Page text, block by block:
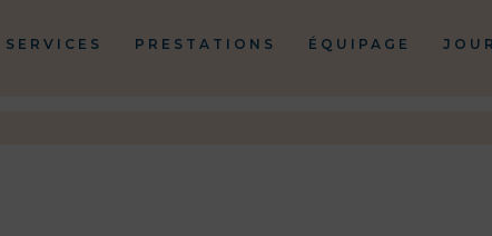
SERVICES PRESTATIONS ÉQUIPAGE